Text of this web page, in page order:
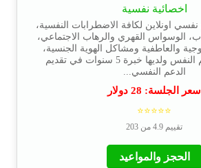
اخصائية نفسية
نفسي اونلاين لكافة الاضطرابات النفسية،
الوسواس القهري والرهاب الاجتماعي،
والعاطفية ومشاكل الهوية الجنسية،
ماجستر في علم النفس ولديها خبرة 5 سنوات في تقديم
الدعم النفسي...
سعر الجلسة: 28 دولار
⭐⭐⭐⭐⭐
تقييم 4.9 من 203
الحجز والمواعيد